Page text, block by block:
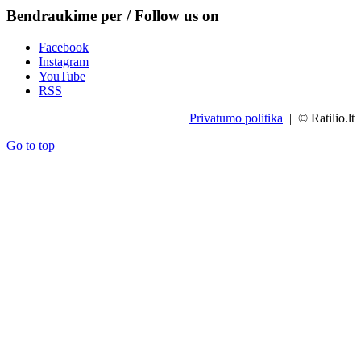
Bendraukime per / Follow us on
Facebook
Instagram
YouTube
RSS
Privatumo politika | © Ratilio.lt
Go to top